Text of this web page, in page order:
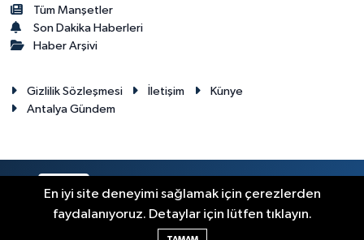
Tüm Manşetler
Son Dakika Haberleri
Haber Arşivi
Gizlilik Sözleşmesi İletişim
Künye
Antalya Gündem
RSS Copyright © 2024. Her hakkı saklıdır.
Haber Yazılımı:
En iyi site deneyimi sağlamak için çerezlerden
faydalanıyoruz. Detaylar için lütfen tıklayın.